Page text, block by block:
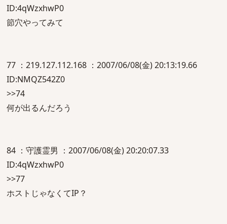
ID:4qWzxhwP0
節穴やってみて
77 ：219.127.112.168 ：2007/06/08(金) 20:13:19.66
ID:NMQZ542Z0
>>74
何が出るんだろう
84 ：守護霊男 ：2007/06/08(金) 20:20:07.33
ID:4qWzxhwP0
>>77
ホストじゃなくてIP？